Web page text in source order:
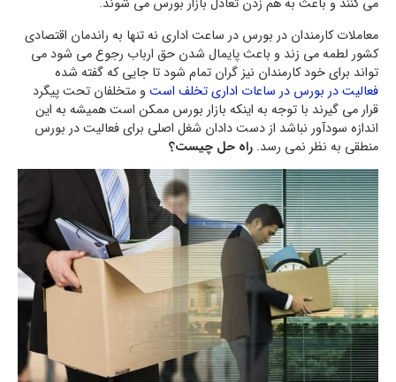
می کنند و باعث به هم زدن تعادل بازار بورس می شوند.
معاملات کارمندان در بورس در ساعت اداری نه تنها به راندمان اقتصادی
کشور لطمه می زند و باعث پایمال شدن حق ارباب رجوع می شود می
تواند برای خود کارمندان نیز گران تمام شود تا جایی که گفته شده
فعالیت در بورس در ساعات اداری تخلف است و متخلفان تحت پیگرد
قرار می گیرند با توجه به اینکه بازار بورس ممکن است همیشه به این
اندازه سودآور نباشد از دست دادان شغل اصلی برای فعالیت در بورس
منطقی به نظر نمی رسد. راه حل چیست؟